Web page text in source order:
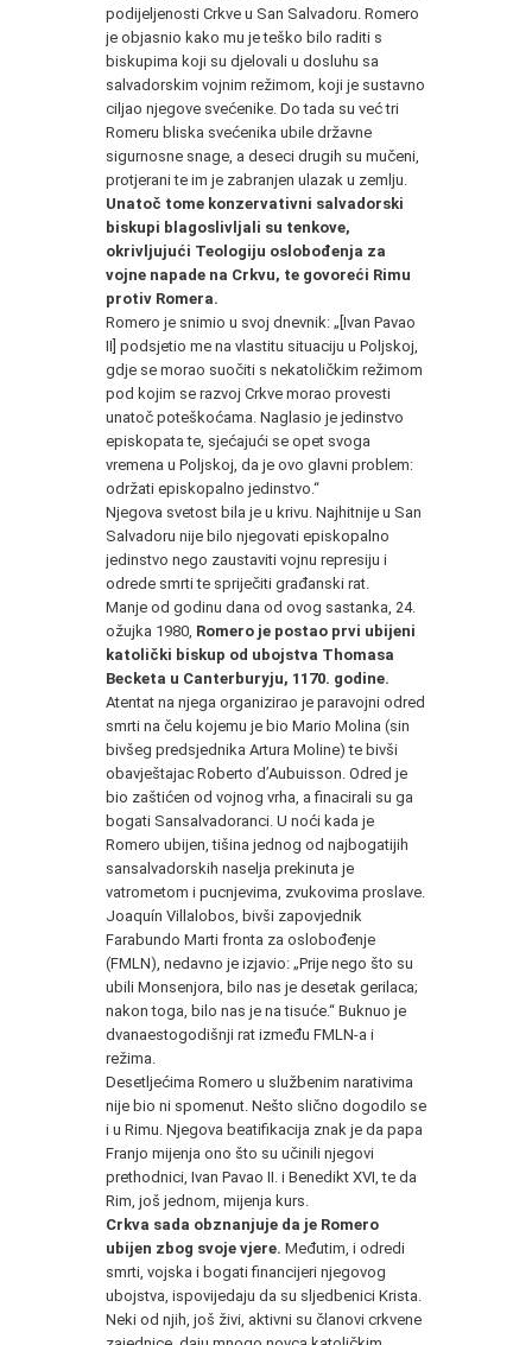
podijeljenosti Crkve u San Salvadoru. Romero
je objasnio kako mu je teško bilo raditi s
biskupima koji su djelovali u dosluhu sa
salvadorskim vojnim režimom, koji je sustavno
ciljao njegove svećenike. Do tada su već tri
Romeru bliska svećenika ubile državne
sigurnosne snage, a deseci drugih su mučeni,
protjerani te im je zabranjen ulazak u zemlju.
Unatoč tome konzervativni salvadorski
biskupi blagoslivljali su tenkove,
okrivljujući Teologiju oslobođenja za
vojne napade na Crkvu, te govoreći Rimu
protiv Romera.
Romero je snimio u svoj dnevnik: „[Ivan Pavao
II] podsjetio me na vlastitu situaciju u Poljskoj,
gdje se morao suočiti s nekatoličkim režimom
pod kojim se razvoj Crkve morao provesti
unatoč poteškoćama. Naglasio je jedinstvo
episkopata te, sjećajući se opet svoga
vremena u Poljskoj, da je ovo glavni problem:
održati episkopalno jedinstvo.“
Njegova svetost bila je u krivu. Najhitnije u San
Salvadoru nije bilo njegovati episkopalno
jedinstvo nego zaustaviti vojnu represiju i
odrede smrti te spriječiti građanski rat.
Manje od godinu dana od ovog sastanka, 24.
ožujka 1980, Romero je postao prvi ubijeni
katolički biskup od ubojstva Thomasa
Becketa u Canterburyju, 1170. godine.
Atentat na njega organizirao je paravojni odred
smrti na čelu kojemu je bio Mario Molina (sin
bivšeg predsjednika Artura Moline) te bivši
obavještajac Roberto d’Aubuisson. Odred je
bio zaštićen od vojnog vrha, a finacirali su ga
bogati Sansalvadoranci. U noći kada je
Romero ubijen, tišina jednog od najbogatijih
sansalvadorskih naselja prekinuta je
vatrometom i pucnjevima, zvukovima proslave.
Joaquín Villalobos, bivši zapovjednik
Farabundo Marti fronta za oslobođenje
(FMLN), nedavno je izjavio: „Prije nego što su
ubili Monsenjora, bilo nas je desetak gerilaca;
nakon toga, bilo nas je na tisuće.“ Buknuo je
dvanaestogodišnji rat između FMLN-a i
režima.
Desetljećima Romero u službenim narativima
nije bio ni spomenut. Nešto slično dogodilo se
i u Rimu. Njegova beatifikacija znak je da papa
Franjo mijenja ono što su učinili njegovi
prethodnici, Ivan Pavao II. i Benedikt XVI, te da
Rim, još jednom, mijenja kurs.
Crkva sada obznanjuje da je Romero
ubijen zbog svoje vjere. Međutim, i odredi
smrti, vojska i bogati financijeri njegovog
ubojstva, ispovijedaju da su sljedbenici Krista.
Neki od njih, još živi, aktivni su članovi crkvene